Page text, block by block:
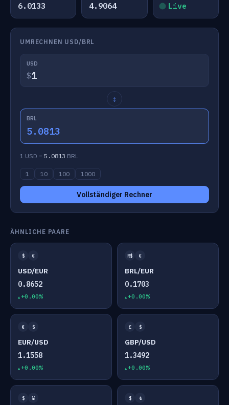
6.0133 4.9064 Live
UMRECHNEN USD/BRL
USD
$
↕
BRL
5.0813
1 USD = 5.0813 BRL
1 10 100 1000
Vollständiger Rechner
ÄHNLICHE PAARE
$ €
USD/EUR
0.8652
+0.00%
R$ €
BRL/EUR
0.1703
+0.00%
€ $
EUR/USD
1.1558
+0.00%
£ $
GBP/USD
1.3492
+0.00%
$ ¥ $ ₺